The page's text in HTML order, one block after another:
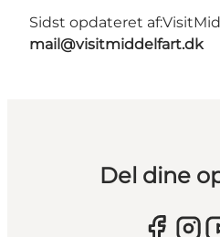
Sidst opdateret af:
mail@visitmiddelfart.dk
Del dine